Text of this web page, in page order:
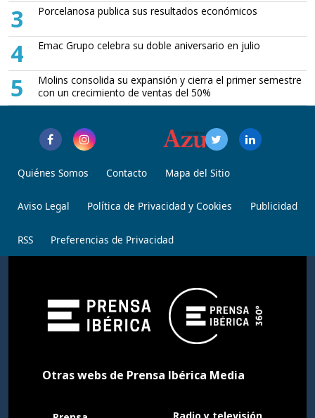
3 Porcelanosa publica sus resultados económicos
4 Emac Grupo celebra su doble aniversario en julio
5
Molins consolida su expansión y cierra el primer semestre
con un crecimiento de ventas del 50%
Quiénes Somos Contacto Mapa del Sitio
Aviso Legal Política de Privacidad y Cookies Publicidad
RSS Preferencias de Privacidad
Otras webs de Prensa Ibérica Media